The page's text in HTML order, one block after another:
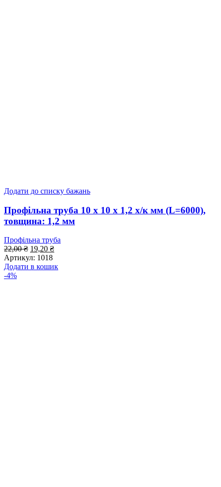
Додати до списку бажань
Профільна труба 10 x 10 x 1,2 х/к мм (L=6000),
товщина: 1,2 мм
Профільна труба
22,00₴ Оригінальна
ціна:
22,00 ₴.
19,20 ₴Поточна
19,20 ₴.
Артикул: 1018
Додати в кошик
-4%